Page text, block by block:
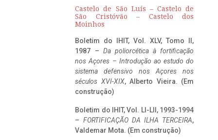
Castelo de São Luís – Castelo de
São Cristóvão – Castelo dos
Moinhos
Boletim do IHIT, Vol. XLV, Tomo II,
1987 – Da poliorcética à fortificação
nos Açores – Introdução ao estudo do
sistema defensivo nos Açores nos
séculos XVI-XIX, Alberto Vieira. (Em
construção)
Boletim do IHIT, Vol. LI-LII, 1993-1994
– FORTIFICAÇÃO DA ILHA TERCEIRA,
Valdemar Mota. (Em construção)